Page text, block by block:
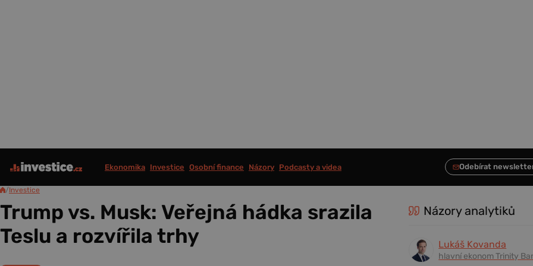
Ekonomika Investice Osobní finance Názory Podcasty a videa
/Investice
Trump vs. Musk: Veřejná hádka srazila
Teslu a rozvířila trhy
Názory analytiků
Lukáš Kovanda
hlavní ekonom Trinity